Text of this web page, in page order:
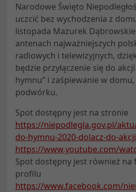
Narodowe Święto
uczcić bez wychodzenia z
listopada Mazurek
antenach najważniejszych
radiowych i telewizyjnych,
będzie przyłączenie się do
hymnu” i zaśpiewanie w
podwórku.
Spot dostępny jest na stronie
https://niepodlegla.gov.pl/
do-hymnu-2020-dolacz-do-
https://www.youtube.com/
Spot dostępny jest również na
profilu
https://www.facebook.com/